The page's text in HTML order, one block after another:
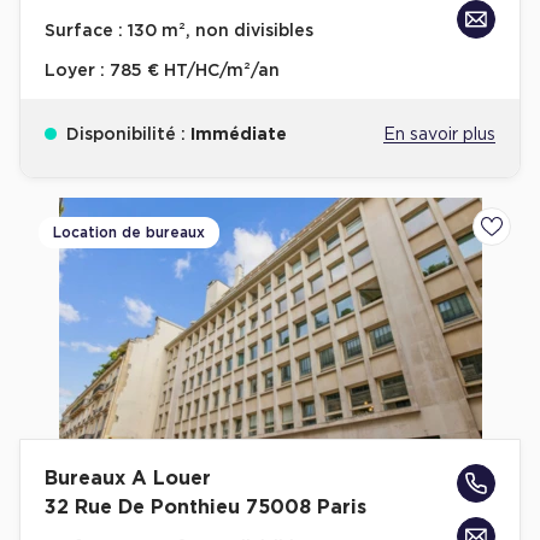
Achat de Bureaux à Rennes
Collections de Bureaux
Immeuble de bureaux avec services
Location bureaux Bellecour - Cordeliers (Lyon)
Haussmanniens
Location d'Entrepôts / Activités
Location d'Entrepôts / Activités à Aix-en-Provence
Surface : 130 m², non divisibles
Loyer : 785 € HT/HC/m²/an
Disponibilité : Immédiate En savoir plus
Location de bureaux
Bureaux A Louer
32 Rue De Ponthieu 75008 Paris